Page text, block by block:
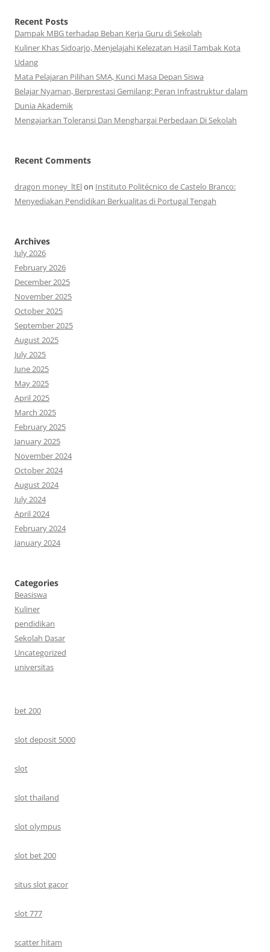
Recent Posts
Dampak MBG terhadap Beban Kerja Guru di Sekolah
Kuliner Khas Sidoarjo, Menjelajahi Kelezatan Hasil Tambak Kota
Udang
Mata Pelajaran Pilihan SMA, Kunci Masa Depan Siswa
Belajar Nyaman, Berprestasi Gemilang: Peran Infrastruktur dalam
Dunia Akademik
Mengajarkan Toleransi Dan Menghargai Perbedaan Di Sekolah
Recent Comments
dragon money_ltElon Instituto Politécnico de Castelo Branco:
Menyediakan Pendidikan Berkualitas di Portugal Tengah
Archives
July 2026
February 2026
December 2025
November 2025
October 2025
September 2025
August 2025
July 2025
June 2025
May 2025
April 2025
March 2025
February 2025
January 2025
November 2024
October 2024
August 2024
July 2024
April 2024
February 2024
January 2024
Categories
Beasiswa
Kuliner
pendidikan
Sekolah Dasar
Uncategorized
universitas
bet 200
slot deposit 5000
slot
slot thailand
slot olympus
slot bet 200
situs slot gacor
slot 777
scatter hitam